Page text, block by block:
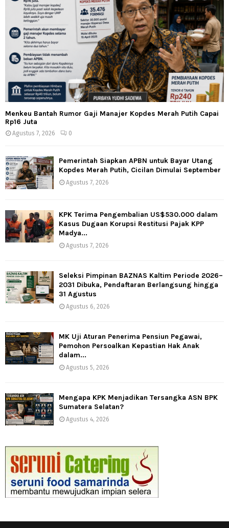
Menkeu Bantah Rumor Gaji Manajer Kopdes Merah Putih Capai
Rp16 Juta
Agustus 7, 2026 0
Pemerintah Siapkan APBN untuk Bayar Utang
Kopdes Merah Putih, Cicilan Dimulai September
Agustus 7, 2026
KPK Terima Pengembalian US$530.000 dalam
Kasus Dugaan Korupsi Restitusi Pajak KPP
Madya...
Agustus 7, 2026
Seleksi Pimpinan BAZNAS Kaltim Periode 2026–
2031 Dibuka, Pendaftaran Berlangsung hingga
31 Agustus
Agustus 6, 2026
MK Uji Aturan Penerima Pensiun Pegawai,
Pemohon Persoalkan Kepastian Hak Anak
dalam...
Agustus 5, 2026
Mengapa KPK Menjadikan Tersangka ASN BPK
Sumatera Selatan?
Agustus 4, 2026